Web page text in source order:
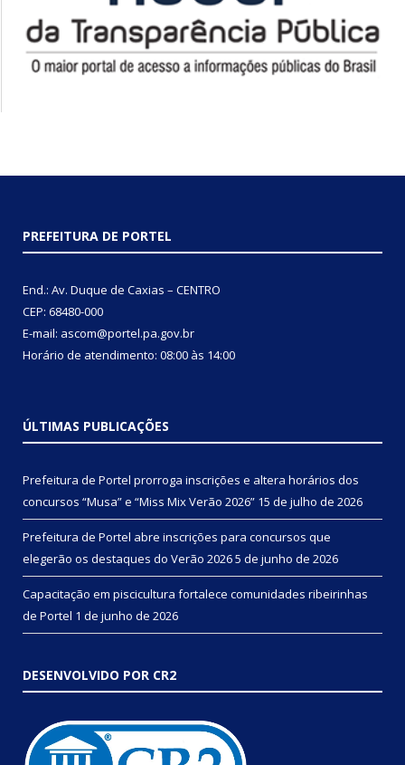
PREFEITURA DE PORTEL
End.: Av. Duque de Caxias – CENTRO
CEP: 68480-000
E-mail: ascom@portel.pa.gov.br
Horário de atendimento: 08:00 às 14:00
ÚLTIMAS PUBLICAÇÕES
Prefeitura de Portel prorroga inscrições e altera horários dos
concursos “Musa” e “Miss Mix Verão 2026” 15 de julho de 2026
Prefeitura de Portel abre inscrições para concursos que
elegerão os destaques do Verão 20265 de junho de 2026
Capacitação em piscicultura fortalece comunidades ribeirinhas
de Portel 1 de junho de 2026
DESENVOLVIDO POR CR2